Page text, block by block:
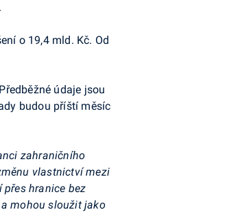
o 19,4 mld. Kč. Od
údaje jsou
budou příští měsíc
zahraničního
vlastnictví mezi
hranice bez
mohou sloužit jako